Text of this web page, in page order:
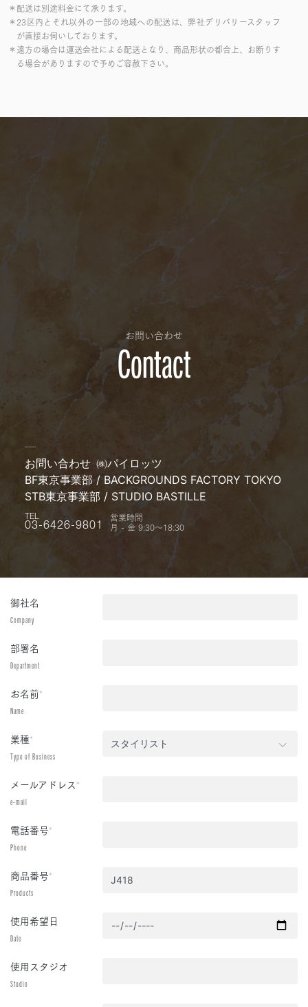
＊配送は別途料金にて承ります。
＊23区内とそれ以外の一部の地域への配送は、弊社デリバリースタッフ
が直接お伺いしております。
＊遠方の場合は運送会社による配送となり、商品形状の都合上、お断りす
る場合がありますので予めご容赦下さい。
お問い合わせ
Contact
お問い合わせ ㈱パイロッツ
BF東京事業部 / BACKGROUNDS FACTORY TOKYO
STB東京事業部 / STUDIO BASTILLE
TEL
03-6426-9801
営業時間
月 - 金 9:30〜18:30
御社名
Company
部署名
Department
お名前*
Name
業種*
Type of Business
メールアドレス*
e-mail
電話番号*
Phone
商品番号*
Products
使用希望日
Date
使用スタジオ
Studio